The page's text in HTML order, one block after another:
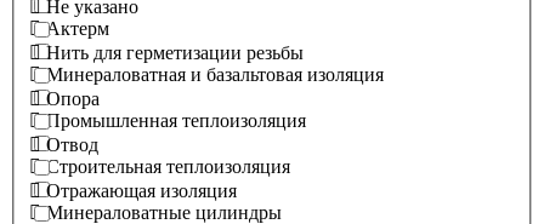
Актерм
Минераловатная и базальтовая изоляция
Промышленная теплоизоляция
Строительная теплоизоляция
Минераловатные цилиндры
Не указано
Нить для герметизации резьбы
Опора
Отвод
Отражающая изоляция